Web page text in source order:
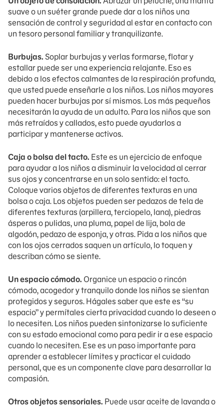
suave o un suéter grande puede dar a los niños una
sensación de control y seguridad al estar en contacto con
un tesoro personal familiar y tranquilizante.
Burbujas. Soplar burbujas y verlas formarse, flotar y
estallar puede ser una experiencia relajante. Eso es
debido a los efectos calmantes de la respiración profunda,
que usted puede enseñarle a los niños. Los niños mayores
pueden hacer burbujas por sí mismos. Los más pequeños
necesitarán la ayuda de un adulto. Para los niños que son
más retraídos y callados, esto puede ayudarlos a
participar y mantenerse activos.
Caja o bolsa del tacto. Este es un ejercicio de enfoque
para ayudar a los niños a disminuir la velocidad al cerrar
sus ojos y concentrarse en un solo sentido: el tacto.
Coloque varios objetos de diferentes texturas en una
bolsa o caja. Los objetos pueden ser pedazos de tela de
diferentes texturas (arpillera, terciopelo, lana), piedras
ásperas o pulidas, una pluma, papel de lija, bola de
algodón, pedazo de esponja, y otras. Pida a los niños que
con los ojos cerrados saquen un artículo, lo toquen y
describan cómo se siente.
Un espacio cómodo. Organice un espacio o rincón
cómodo, acogedor y tranquilo donde los niños se sientan
protegidos y seguros. Hágales saber que este es “su
espacio” y permítales cierta privacidad cuando lo deseen o
lo necesiten. Los niños pueden sintonizarse lo suficiente
con su estado emocional como para pedir ir a ese espacio
cuando lo necesiten. Ese es un paso importante para
aprender a establecer límites y practicar el cuidado
personal, que es un componente clave para desarrollar la
compasión.
Otros objetos sensoriales. Puede usar aceite de lavanda o